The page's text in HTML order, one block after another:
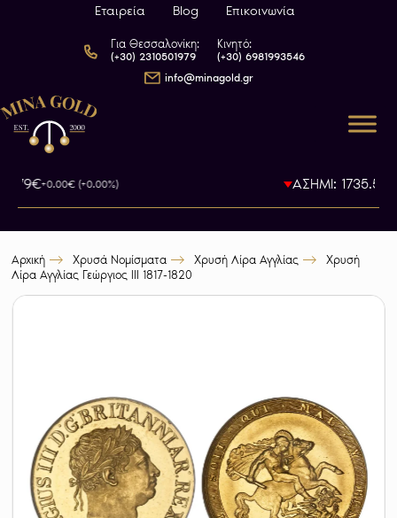
Εταιρεία Blog Επικοινωνία
Για Θεσσαλονίκη:
(+30) 2310501979
Κινητό:
(+30) 6981993546
info@minagold.gr
+0.00€ (+0.00%) ΑΣΗΜΙ: 1735.5€
Αρχική Χρυσά Νομίσματα Χρυσή Λίρα Αγγλίας
Χρυσή
Λίρα Αγγλίας Γεώργιος III 1817-1820